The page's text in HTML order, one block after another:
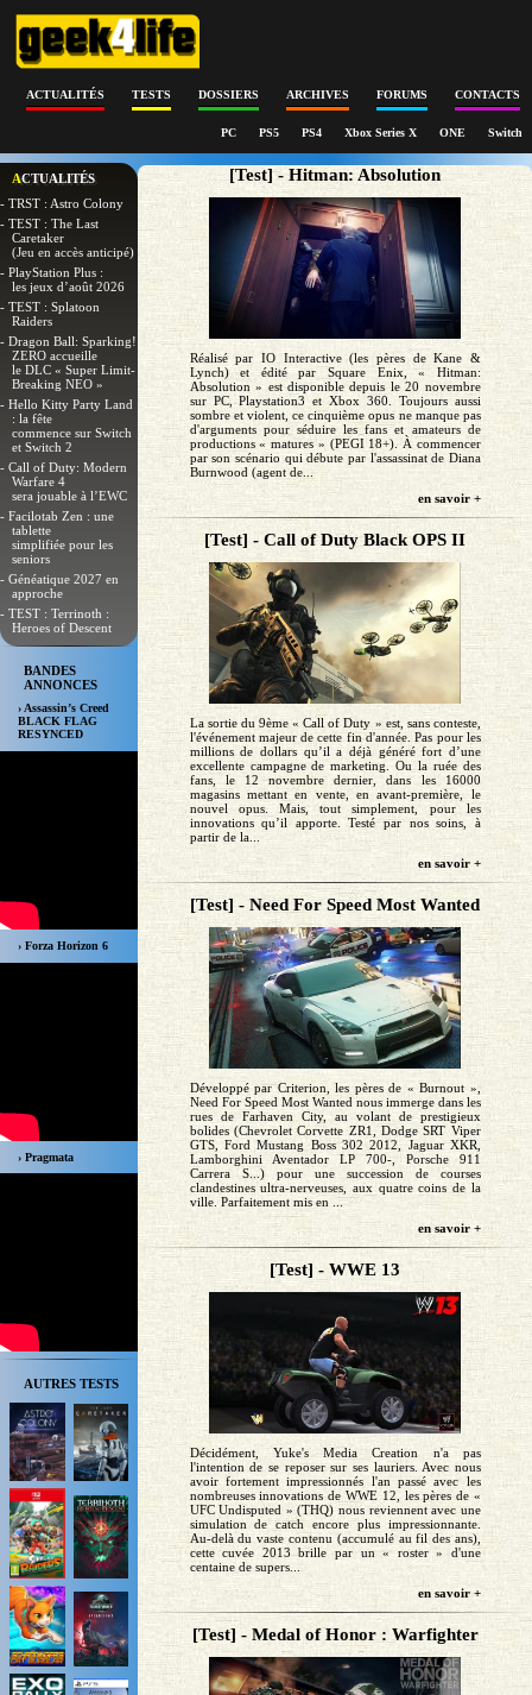
ACTUALITÉS TESTS DOSSIERS ARCHIVES FORUMS CONTACTS
PC PS5 PS4 Xbox Series X ONE Switch
ACTUALITÉS
- TRST : Astro Colony
- TEST : The Last
Caretaker
(Jeu en accès anticipé)
- PlayStation Plus :
les jeux d’août 2026
- TEST : Splatoon
Raiders
- Dragon Ball: Sparking!
ZERO accueille
le DLC « Super Limit-
Breaking NEO »
- Hello Kitty Party Land
: la fête
commence sur Switch
et Switch 2
- Call of Duty: Modern
Warfare 4
sera jouable à l’EWC
- Facilotab Zen : une
tablette
simplifiée pour les
seniors
- Généatique 2027 en
approche
- TEST : Terrinoth :
Heroes of Descent
BANDES
ANNONCES
› Assassin’s Creed
BLACK FLAG
RESYNCED
› Forza Horizon 6
› Pragmata
AUTRES TESTS
[Test] - Hitman: Absolution
Réalisé par IO Interactive (les pères de Kane &
Lynch) et édité par Square Enix, « Hitman:
Absolution » est disponible depuis le 20 novembre
sur PC, Playstation3 et Xbox 360. Toujours aussi
sombre et violent, ce cinquième opus ne manque pas
d'arguments pour séduire les fans et amateurs de
productions « matures » (PEGI 18+). À commencer
par son scénario qui débute par l'assassinat de Diana
Burnwood (agent de...
en savoir +
[Test] - Call of Duty Black OPS II
La sortie du 9ème « Call of Duty » est, sans conteste,
l'événement majeur de cette fin d'année. Pas pour les
millions de dollars qu’il a déjà généré fort d’une
excellente campagne de marketing. Ou la ruée des
fans, le 12 novembre dernier, dans les 16000
magasins mettant en vente, en avant-première, le
nouvel opus. Mais, tout simplement, pour les
innovations qu’il apporte. Testé par nos soins, à
partir de la...
en savoir +
[Test] - Need For Speed Most Wanted
Développé par Criterion, les pères de « Burnout »,
Need For Speed Most Wanted nous immerge dans les
rues de Farhaven City, au volant de prestigieux
bolides (Chevrolet Corvette ZR1, Dodge SRT Viper
GTS, Ford Mustang Boss 302 2012, Jaguar XKR,
Lamborghini Aventador LP 700-, Porsche 911
Carrera S...) pour une succession de courses
clandestines ultra-nerveuses, aux quatre coins de la
ville. Parfaitement mis en ...
en savoir +
[Test] - WWE 13
Décidément, Yuke's Media Creation n'a pas
l'intention de se reposer sur ses lauriers. Avec nous
avoir fortement impressionnés l'an passé avec les
nombreuses innovations de WWE 12, les pères de «
UFC Undisputed » (THQ) nous reviennent avec une
simulation de catch encore plus impressionnante.
Au-delà du vaste contenu (accumulé au fil des ans),
cette cuvée 2013 brille par un « roster » d'une
centaine de supers...
en savoir +
[Test] - Medal of Honor : Warfighter